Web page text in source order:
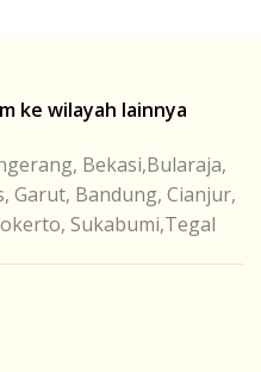
ke wilayah lainnya
Bekasi,Bularaja,
Garut, Bandung, Cianjur,
Sukabumi,Tegal